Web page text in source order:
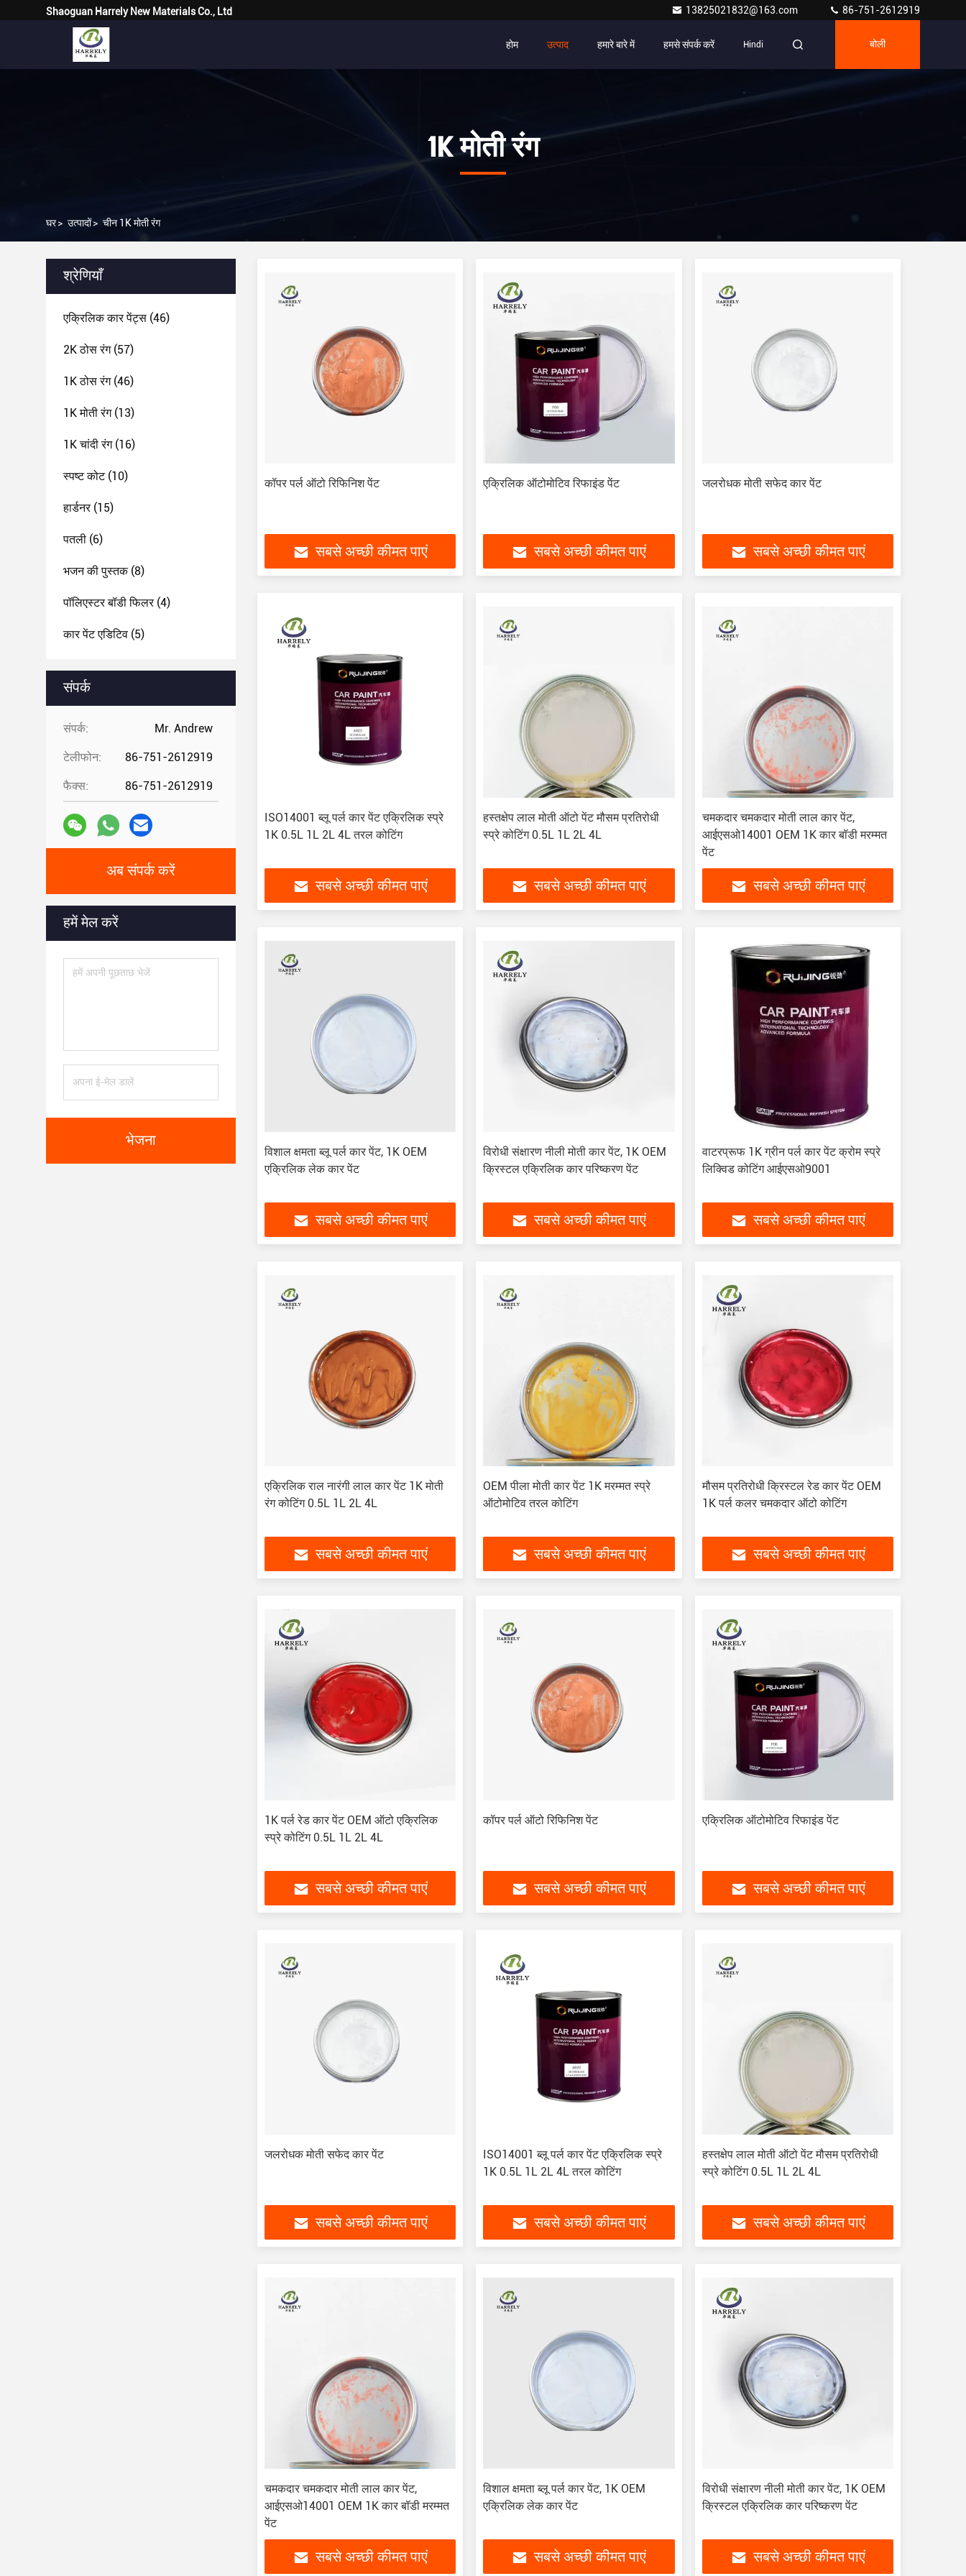
Shaoguan Harrely New Materials Co., Ltd 13825021832@163.com 86-751-2612919
होम उत्पाद हमारे बारे में हमसे संपर्क करें Hindi बोली
1K मोती रंग
घर> उत्पादों> चीन 1K मोती रंग
श्रेणियाँ
एक्रिलिक कार पेंट्स (46)
2K ठोस रंग(57)
1K ठोस रंग(46)
1K मोती रंग(13)
1K चांदी रंग(16)
स्पष्ट कोट(10)
हार्डनर(15)
पतली (6)
भजन की पुस्तक(8)
पॉलिएस्टर बॉडी फिलर(4)
कार पेंट एडिटिव (5)
संपर्क
संपर्क: Mr. Andrew
टेलीफोन: 86-751-2612919
फैक्स: 86-751-2612919
अब संपर्क करें
हमें मेल करें
भेजना
कॉपर पर्ल ऑटो रिफिनिश पेंट
सबसे अच्छी कीमत पाएं
एक्रिलिक ऑटोमोटिव रिफाइंड पेंट
सबसे अच्छी कीमत पाएं
जलरोधक मोती सफेद कार पेंट
सबसे अच्छी कीमत पाएं
ISO14001 ब्लू पर्ल कार पेंट एक्रिलिक स्प्रे
1K 0.5L 1L 2L 4L तरल कोटिंग
सबसे अच्छी कीमत पाएं
हस्तक्षेप लाल मोती ऑटो पेंट मौसम प्रतिरोधी
स्प्रे कोटिंग 0.5L 1L 2L 4L
सबसे अच्छी कीमत पाएं
चमकदार चमकदार मोती लाल कार पेंट,
आईएसओ14001 OEM 1K कार बॉडी मरम्मत
पेंट
सबसे अच्छी कीमत पाएं
विशाल क्षमता ब्लू पर्ल कार पेंट, 1K OEM
एक्रिलिक लेक कार पेंट
सबसे अच्छी कीमत पाएं
विरोधी संक्षारण नीली मोती कार पेंट, 1K OEM
क्रिस्टल एक्रिलिक कार परिष्करण पेंट
सबसे अच्छी कीमत पाएं
वाटरप्रूफ 1K ग्रीन पर्ल कार पेंट क्रोम स्प्रे
लिक्विड कोटिंग आईएसओ9001
सबसे अच्छी कीमत पाएं
एक्रिलिक राल नारंगी लाल कार पेंट 1K मोती
रंग कोटिंग 0.5L 1L 2L 4L
सबसे अच्छी कीमत पाएं
OEM पीला मोती कार पेंट 1K मरम्मत स्प्रे
ऑटोमोटिव तरल कोटिंग
सबसे अच्छी कीमत पाएं
मौसम प्रतिरोधी क्रिस्टल रेड कार पेंट OEM
1K पर्ल कलर चमकदार ऑटो कोटिंग
सबसे अच्छी कीमत पाएं
1K पर्ल रेड कार पेंट OEM ऑटो एक्रिलिक
स्प्रे कोटिंग 0.5L 1L 2L 4L
सबसे अच्छी कीमत पाएं
कॉपर पर्ल ऑटो रिफिनिश पेंट
सबसे अच्छी कीमत पाएं
एक्रिलिक ऑटोमोटिव रिफाइंड पेंट
सबसे अच्छी कीमत पाएं
जलरोधक मोती सफेद कार पेंट
सबसे अच्छी कीमत पाएं
ISO14001 ब्लू पर्ल कार पेंट एक्रिलिक स्प्रे
1K 0.5L 1L 2L 4L तरल कोटिंग
सबसे अच्छी कीमत पाएं
हस्तक्षेप लाल मोती ऑटो पेंट मौसम प्रतिरोधी
स्प्रे कोटिंग 0.5L 1L 2L 4L
सबसे अच्छी कीमत पाएं
चमकदार चमकदार मोती लाल कार पेंट,
आईएसओ14001 OEM 1K कार बॉडी मरम्मत
पेंट
सबसे अच्छी कीमत पाएं
विशाल क्षमता ब्लू पर्ल कार पेंट, 1K OEM
एक्रिलिक लेक कार पेंट
सबसे अच्छी कीमत पाएं
विरोधी संक्षारण नीली मोती कार पेंट, 1K OEM
क्रिस्टल एक्रिलिक कार परिष्करण पेंट
सबसे अच्छी कीमत पाएं